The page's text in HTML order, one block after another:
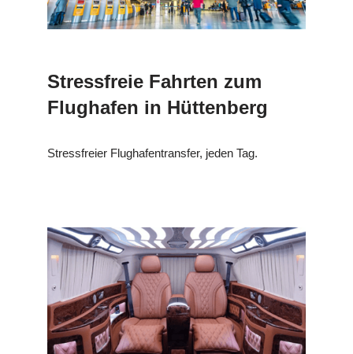
Stressfreie Fahrten zum
Flughafen in Hüttenberg
Stressfreier Flughafentransfer, jeden Tag.